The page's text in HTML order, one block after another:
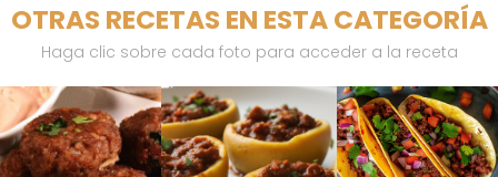
OTRAS RECETAS EN ESTA CATEGORÍA
Haga clic sobre cada foto para acceder a la receta